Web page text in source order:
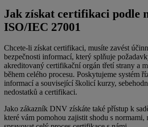
Jak získat certifikaci podle
ISO/IEC 27001
Chcete-li získat certifikaci, musíte zavést
bezpečnosti informací, který splňuje
akreditovaný certifikační orgán třetí strany a
během celého procesu. Poskytujeme systém
informací a související školicí kurzy,
nedostatků a certifikaci.
Jako zákazník DNV získáte také přístup k
které vám pomohou zajistit shodu s normami,